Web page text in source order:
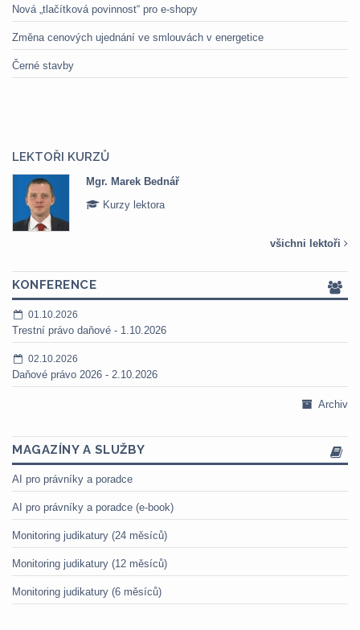
Nová „tlačítková povinnost“ pro e-shopy
Změna cenových ujednání ve smlouvách v energetice
Černé stavby
LEKTOŘI KURZŮ
Mgr. Marek Bednář
Kurzy lektora
všichni lektoři
KONFERENCE
01.10.2026
Trestní právo daňové - 1.10.2026
02.10.2026
Daňové právo 2026 - 2.10.2026
Archiv
MAGAZÍNY A SLUŽBY
AI pro právníky a poradce
AI pro právníky a poradce (e-book)
Monitoring judikatury (24 měsíců)
Monitoring judikatury (12 měsíců)
Monitoring judikatury (6 měsíců)